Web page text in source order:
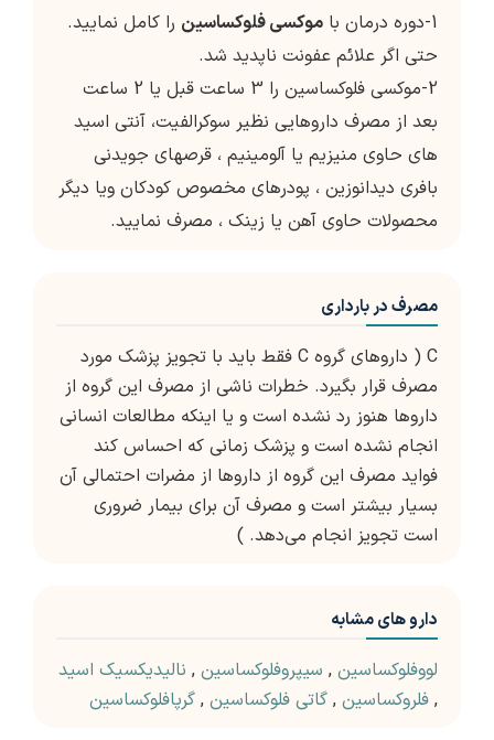
1-دوره درمان با موکسی فلوکساسین را کامل نمایید.
حتی اگر علائم عفونت ناپدید شد.
2-موکسی فلوکساسین را 3 ساعت قبل یا 2 ساعت
بعد از مصرف داروهایی نظیر سوکرالفیت، آنتی اسید
های حاوی منیزیم یا آلومینیم ، قرصهای جویدنی
بافری دیدانوزین ، پودرهای مخصوص کودکان ویا دیگر
محصولات حاوی آهن یا زینک ، مصرف نمایید.
مصرف در بارداری
C ( داروهای گروه C فقط باید با تجویز پزشک مورد
مصرف قرار بگیرد. خطرات ناشی از مصرف این گروه از
داروها هنوز رد نشده است و یا اینکه مطالعات انسانی
انجام نشده است و پزشک زمانی که احساس کند
فواید مصرف این گروه از داروها از مضرات احتمالی آن
بسیار بیشتر است و مصرف آن برای بیمار ضروری
است تجویز انجام می‌دهد. )
دارو های مشابه
لووفلوکساسین , سیپروفلوکساسین , نالیدیکسیک اسید
, فلروکساسین , گاتی فلوکساسین , گرپافلوکساسین